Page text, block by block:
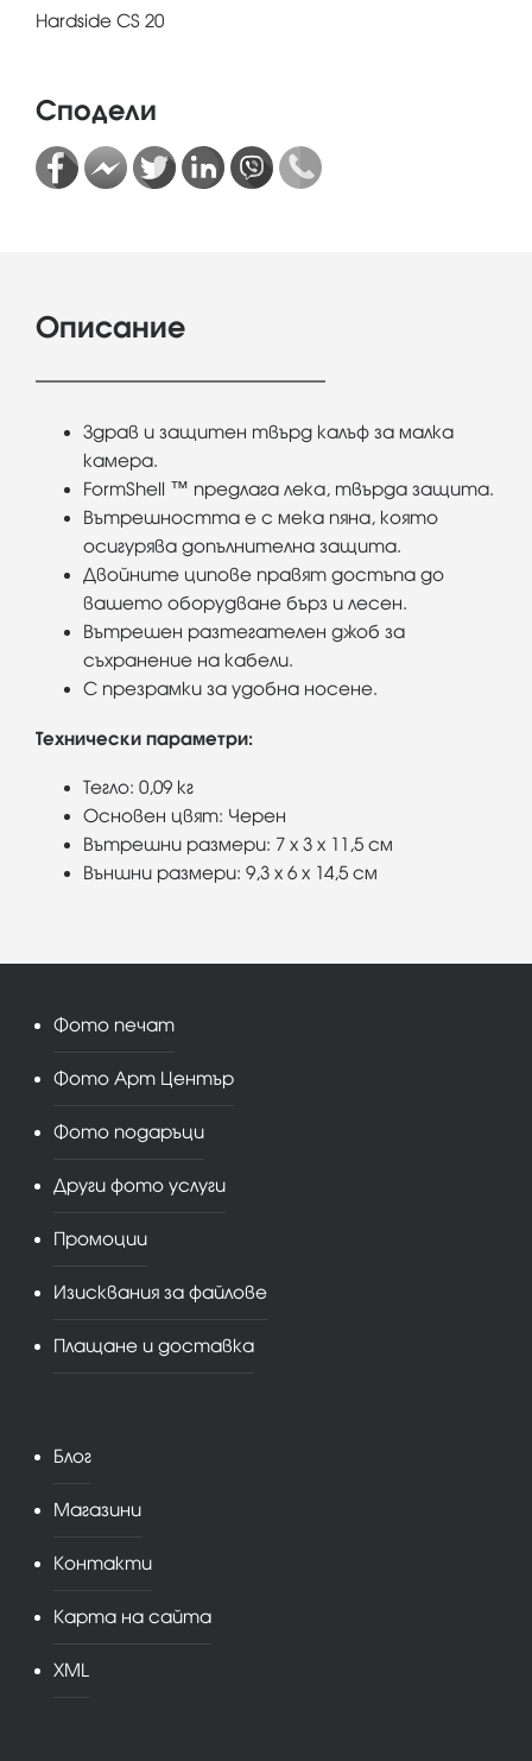
Hardside CS 20
Сподели
Описание
Здрав и защитен твърд калъф за малка
камера.
FormShell ™ предлага лека, твърда защита.
Вътрешността е с мека пяна, която
осигурява допълнителна защита.
Двойните ципове правят достъпа до
вашето оборудване бърз и лесен.
Вътрешен разтегателен джоб за
съхранение на кабели.
С презрамки за удобна носене.
Технически параметри:
Тегло: 0,09 кг
Основен цвят: Черен
Вътрешни размери: 7 x 3 x 11,5 см
Външни размери: 9,3 x 6 x 14,5 см
Фото печат
Фото Арт Център
Фото подаръци
Други фото услуги
Промоции
Изисквания за файлове
Плащане и доставка
Блог
Магазини
Контакти
Карта на сайта
XML